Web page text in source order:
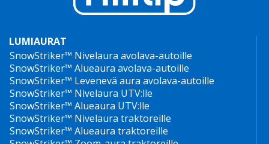
Lumiauralla varustetun lava-auton valinnassa
suosittelemme lava-autoa, jossa on
automaattivaihteisto. Se on luotettavin vaihteisto lava-
autossa, jossa on lumiaura ja levitin.
LUMIAURAT
SnowStriker™ Nivelaura avolava-autoille
SnowStriker™ Alueaura avolava-autoille
SnowStriker™ Levenevä aura avolava-autoille
SnowStriker™ Nivelaura UTV:lle
SnowStriker™ Alueaura UTV:lle
SnowStriker™ Nivelaura traktoreille
SnowStriker™ Alueaura traktoreille